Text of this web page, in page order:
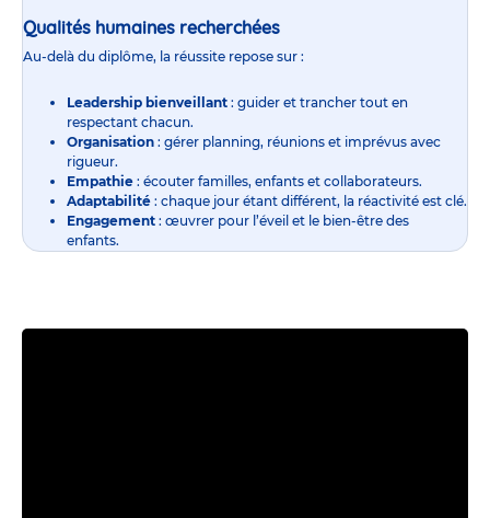
Qualités humaines recherchées
Au-delà du diplôme, la réussite repose sur :
Leadership bienveillant : guider et trancher tout en
respectant chacun.
Organisation : gérer planning, réunions et imprévus avec
rigueur.
Empathie : écouter familles, enfants et collaborateurs.
Adaptabilité : chaque jour étant différent, la réactivité est clé.
Engagement : œuvrer pour l’éveil et le bien-être des
enfants.